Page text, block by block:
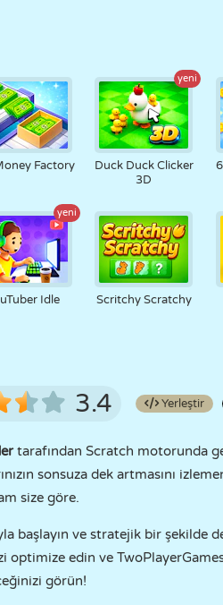
Factory
yeni
Duck Duck Clicker
3D
yeni
Idle Scritchy Scratchy
3.4 Yerleştir
tarafından Scratch motorunda
sonsuza dek artmasını
size göre.
başlayın ve stratejik bir şekilde
optimize edin ve
görün!